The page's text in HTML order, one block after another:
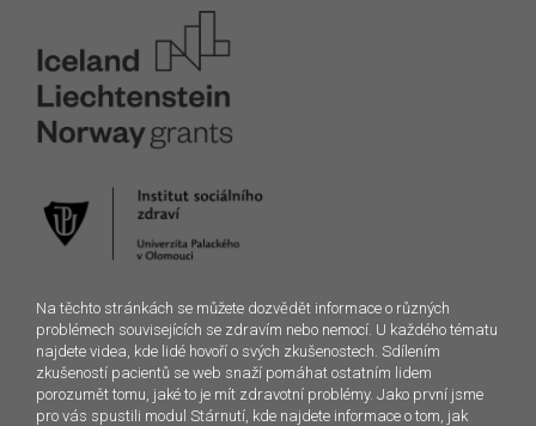
Na těchto stránkách se můžete dozvědět informace o různých
problémech souvisejících se zdravím nebo nemocí. U každého tématu
najdete videa, kde lidé hovoří o svých zkušenostech. Sdílením
zkušeností pacientů se web snaží pomáhat ostatním lidem
porozumět tomu, jaké to je mít zdravotní problémy. Jako první jsme
pro vás spustili modul Stárnutí, kde najdete informace o tom, jak